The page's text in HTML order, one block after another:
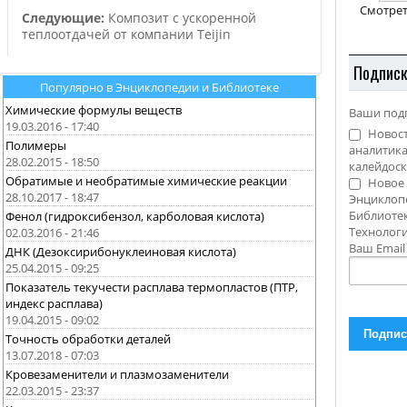
Следующие: Композит с ускоренной
теплоотдачей от компании Teijin
Популярно в Энциклопедии и Библиотеке
Химические формулы веществ
19.03.2016 - 17:40
Полимеры
28.02.2015 - 18:50
Обратимые и необратимые химические реакции
28.10.2017 - 18:47
Фенол (гидроксибензол, карболовая кислота)
02.03.2016 - 21:46
ДНК (Дезоксирибонуклеиновая кислота)
25.04.2015 - 09:25
Показатель текучести расплава термопластов (ПТР,
индекс расплава)
19.04.2015 - 09:02
Точность обработки деталей
13.07.2018 - 07:03
Кровезаменители и плазмозаменители
22.03.2015 - 23:37
Ваши
Новое
Ваш Email